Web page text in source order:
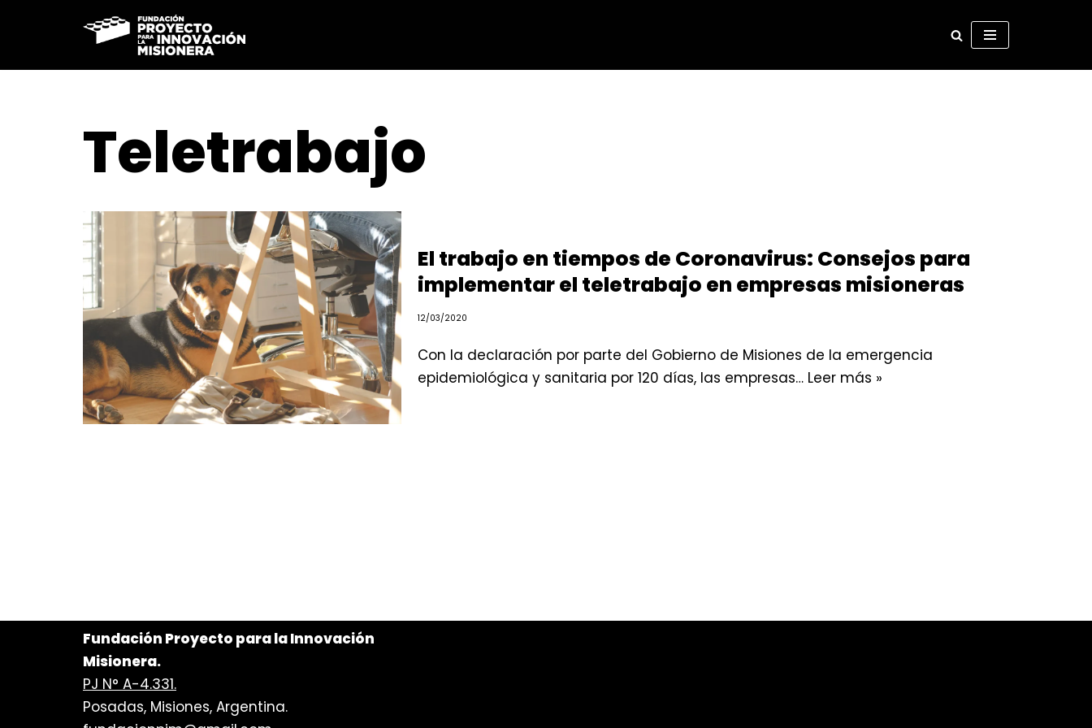
al
Teletrabajo
El trabajo en tiempos de Coronavirus: Consejos para
implementar el teletrabajo en empresas misioneras
12/03/2020
Con la declaración por parte del Gobierno de Misiones de la emergencia
epidemiológica y sanitaria por 120 días, las empresas… Leer más »
Fundación Proyecto para la Innovación
Misionera.
PJ N° A-4.331.
Posadas, Misiones, Argentina.